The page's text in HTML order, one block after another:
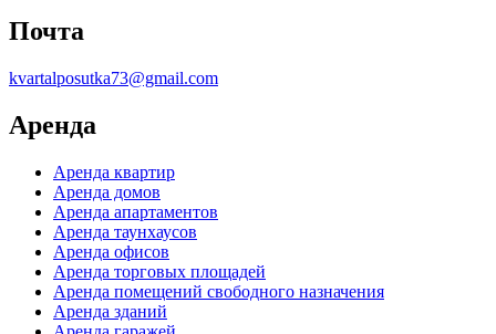
Почта
kvartalposutka73@gmail.com
Аренда
Аренда квартир
Аренда домов
Аренда апартаментов
Аренда таунхаусов
Аренда офисов
Аренда торговых площадей
Аренда помещений свободного назначения
Аренда зданий